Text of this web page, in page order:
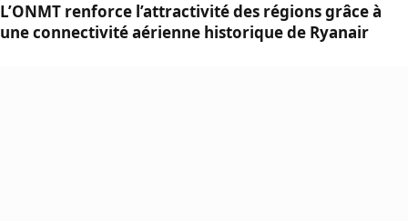
L’ONMT renforce l’attractivité des régions grâce à
une connectivité aérienne historique de Ryanair